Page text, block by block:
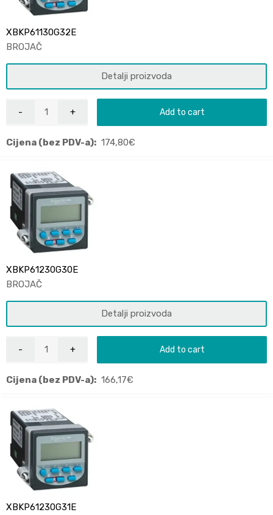
XBKP61130G32E
BROJAČ
Detalji proizvoda
Add to cart
Cijena (bez PDV-a): 174,80€
XBKP61230G30E
BROJAČ
Detalji proizvoda
Add to cart
Cijena (bez PDV-a): 166,17€
XBKP61230G31E